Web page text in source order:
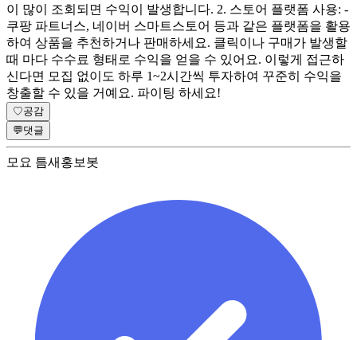
이 많이 조회되면 수익이 발생합니다. 2. 스토어 플랫폼 사용: -
쿠팡 파트너스, 네이버 스마트스토어 등과 같은 플랫폼을 활용
하여 상품을 추천하거나 판매하세요. 클릭이나 구매가 발생할
때 마다 수수료 형태로 수익을 얻을 수 있어요. 이렇게 접근하
신다면 모집 없이도 하루 1~2시간씩 투자하여 꾸준히 수익을
창출할 수 있을 거예요. 파이팅 하세요!
♡공감
💬댓글
모요 틈새홍보봇